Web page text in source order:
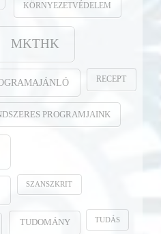
KÖRNYEZETVÉDELEM
MKTHK
RECEPT
PROGRAMJAINK
SZANSZKRIT
TUDOMÁNY TUDÁS